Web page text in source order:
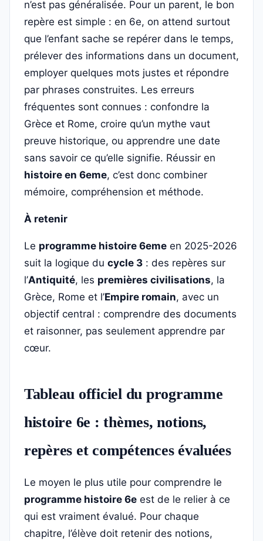
n’est pas généralisée. Pour un parent, le bon
repère est simple : en 6e, on attend surtout
que l’enfant sache se repérer dans le temps,
prélever des informations dans un document,
employer quelques mots justes et répondre
par phrases construites. Les erreurs
fréquentes sont connues : confondre la
Grèce et Rome, croire qu’un mythe vaut
preuve historique, ou apprendre une date
sans savoir ce qu’elle signifie. Réussir en
histoire en 6eme, c’est donc combiner
mémoire, compréhension et méthode.
À retenir
Le programme histoire 6eme en 2025-2026
suit la logique du cycle 3 : des repères sur
l’Antiquité, les premières civilisations, la
Grèce, Rome et l’Empire romain, avec un
objectif central : comprendre des documents
et raisonner, pas seulement apprendre par
cœur.
Tableau officiel du programme
histoire 6e : thèmes, notions,
repères et compétences évaluées
Le moyen le plus utile pour comprendre le
programme histoire 6e est de le relier à ce
qui est vraiment évalué. Pour chaque
chapitre, l’élève doit retenir des notions,